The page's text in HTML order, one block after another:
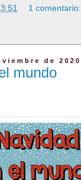
1 comentario:
de 2020
mundo